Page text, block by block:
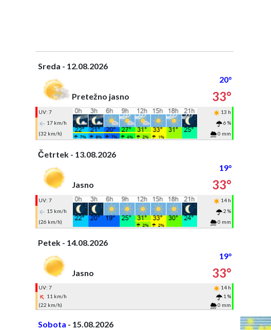
Sreda - 12.08.2026
20°
Pretežno jasno
33°
UV: 7
13 h
17 km/h
6 %
(32 km/h)
0 mm
Četrtek - 13.08.2026
19°
Jasno
33°
UV: 7
14 h
15 km/h
2 %
(26 km/h)
0 mm
Petek - 14.08.2026
19°
Jasno
33°
UV: 7
14 h
11 km/h
1 %
(22 km/h)
0 mm
Sobota - 15.08.2026